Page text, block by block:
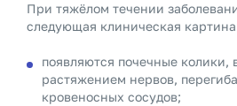
При тяжёлом течении
следующая клиническая
появляются почечные колики,
растяжением нервов,
кровеносных сосудов;